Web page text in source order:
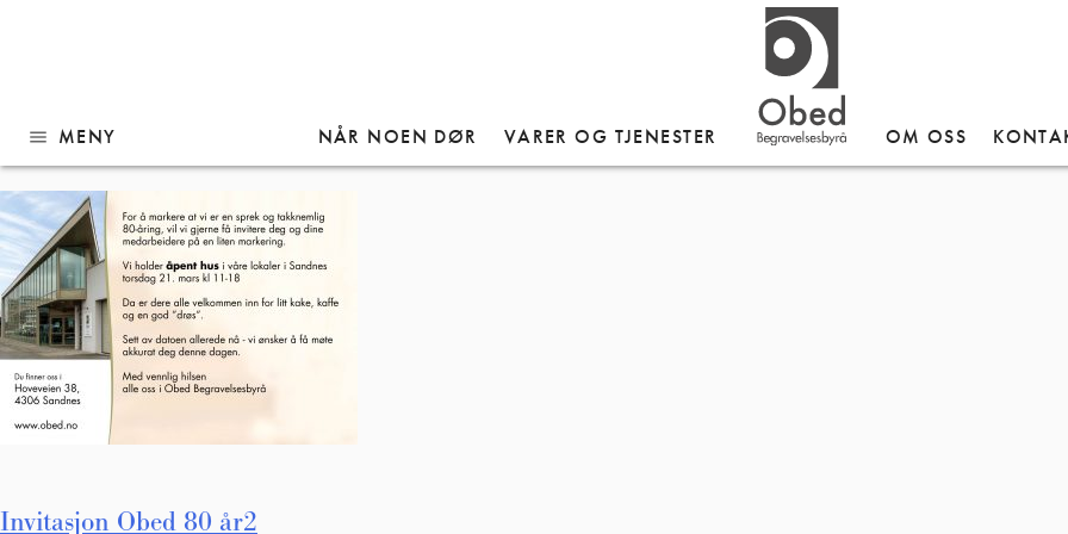
menu MENY NÅR NOEN DØR VARER OG TJENESTER OM OSS
Invitasjon Obed 80 år2